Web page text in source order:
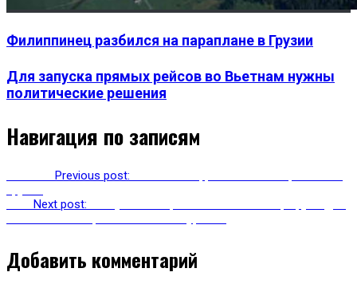
Филиппинец разбился на параплане в Грузии
Для запуска прямых рейсов во Вьетнам нужны
политические решения
Навигация по записям
Previous post:
Next post:
Добавить комментарий